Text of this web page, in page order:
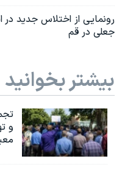
جعلی در قم
بیشتر بخوانید
و